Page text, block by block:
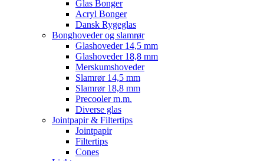
Glas Bonger
Acryl Bonger
Dansk Rygeglas
Bonghoveder og slamrør
Glashoveder 14,5 mm
Glashoveder 18,8 mm
Merskumshoveder
Slamrør 14,5 mm
Slamrør 18,8 mm
Precooler m.m.
Diverse glas
Jointpapir & Filtertips
Jointpapir
Filtertips
Cones